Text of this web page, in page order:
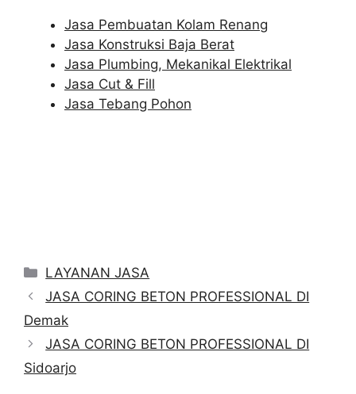
Jasa Pembuatan Kolam Renang
Jasa Konstruksi Baja Berat
Jasa Plumbing, Mekanikal Elektrikal
Jasa Cut & Fill
Jasa Tebang Pohon
Categories
LAYANAN JASA
JASA CORING BETON PROFESSIONAL DI
Demak
JASA CORING BETON PROFESSIONAL DI
Sidoarjo